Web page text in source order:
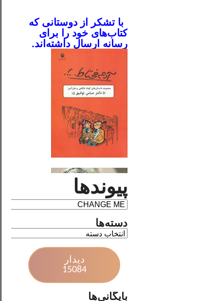
با تشکر از دوستانی که
کتاب‌های خود را برای
رسانه ارسال داشته‌اند.
پیوندها
دسته‌ها
دیدار
15084
بایگانی‌ها